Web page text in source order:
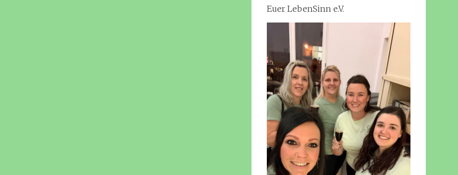
Euer LebenSinn e.V.